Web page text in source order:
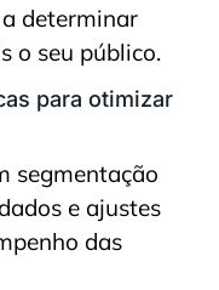
determinar
o seu público.
para otimizar
segmentação
e ajustes
das